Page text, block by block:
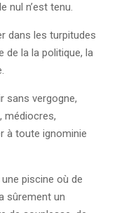
nul n’est tenu.
dans les turpitudes
de la la politique, la
sans vergogne,
médiocres,
à toute ignominie
piscine où de
sûrement un